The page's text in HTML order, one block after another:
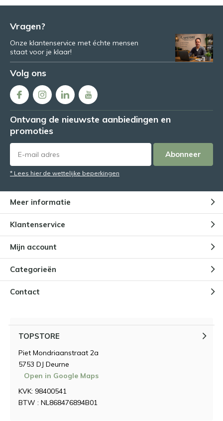
Vragen?
Onze klantenservice met échte mensen
staat voor je klaar!
Volg ons
Ontvang de nieuwste aanbiedingen en
promoties
Abonneer
* Lees hier de wettelijke beperkingen
Meer informatie
Klantenservice
Mijn account
Categorieën
Contact
TOPSTORE
Piet Mondriaanstraat 2a
5753 DJ Deurne
Open in Google Maps
KVK: 98400541
BTW : NL868476894B01